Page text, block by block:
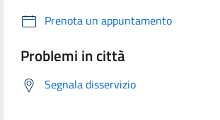
Prenota un appuntamento
Problemi in città
Segnala disservizio